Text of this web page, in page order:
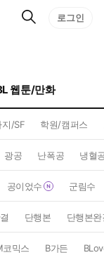
검
로그인
웹툰/만화
지/SF 학원/캠퍼스
광공 난폭공 냉혈
공이었수 군림수
단행본 단행본완
코믹스 B가든